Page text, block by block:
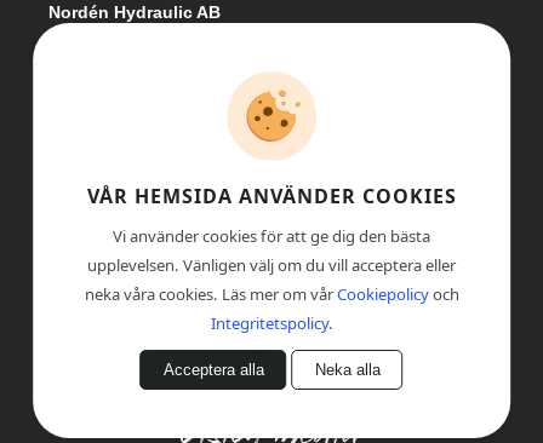
Nordén Hydraulic AB
info@nordenhydraulic.se
Org-nr: 556531-8424
© COPYRIGHT, NORDÉN HYDRAULIC AB
VÅR HEMSIDA ANVÄNDER COOKIES
Vi använder cookies för att ge dig den bästa
upplevelsen. Vänligen välj om du vill acceptera eller
neka våra cookies. Läs mer om vårCookiepolicyoch
Integritetspolicy.
Acceptera alla Neka alla